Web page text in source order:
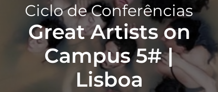
Ciclo de Conferências
Great Artists on
Campus 5# |
Lisboa